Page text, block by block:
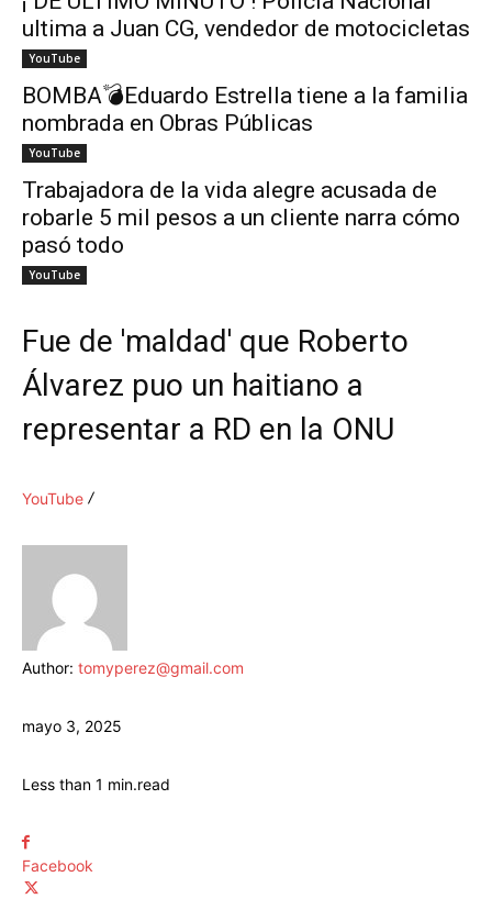
ultima a Juan CG, vendedor de motocicletas
YouTube
BOMBA💣Eduardo Estrella tiene a la familia
nombrada en Obras Públicas
YouTube
Trabajadora de la vida alegre acusada de
robarle 5 mil pesos a un cliente narra cómo
pasó todo
YouTube
Fue de 'maldad' que Roberto
Álvarez puo un haitiano a
representar a RD en la ONU
YouTube
Author: tomyperez@gmail.com
mayo 3, 2025
Less than 1 min.read
Facebook